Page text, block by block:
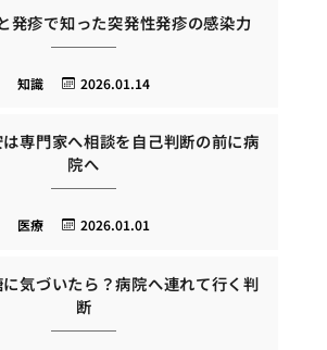
発疹で知った突発性発疹の感染力
2026.01.14
知識
専門家へ相談を自己判断の前に病
院へ
2026.01.01
医療
気づいたら？病院へ連れて行く判
断